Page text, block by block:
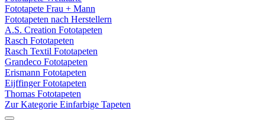
Fototapete Frau + Mann
Fototapeten nach Herstellern
A.S. Creation Fototapeten
Rasch Fototapeten
Rasch Textil Fototapeten
Grandeco Fototapeten
Erismann Fototapeten
Eijffinger Fototapeten
Thomas Fototapeten
Zur Kategorie Einfarbige Tapeten